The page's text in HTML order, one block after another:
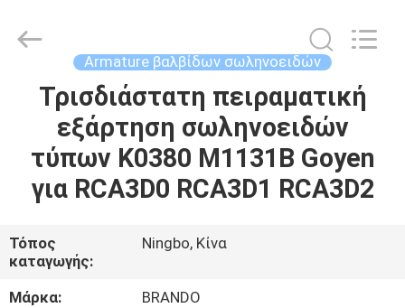
ΣΠΊΤΙ
ΠΡΟΪΌΝΤΑ
ΣΧΕΤΙΚΆ
ΜΕ
ΕΜΆΣ
Reserved.
Armature βαλβίδων σωληνοειδών
Τρισδιάστατη πειραματική
εξάρτηση σωληνοειδών
τύπων K0380 M1131B Goyen
για RCA3D0 RCA3D1 RCA3D2
Τόπος
καταγωγής:
Ningbo, Κίνα
Μάρκα:
BRANDO